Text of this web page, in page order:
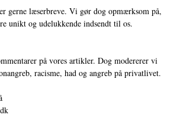
gerne læserbreve. Vi gør dog opmærksom på,
unikt og udelukkende indsendt til os.
på vores artikler. Dog modererer vi
racisme, had og angreb på privatlivet.